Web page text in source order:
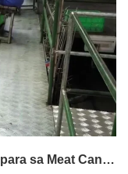
Standard X-Ray Inspection System para sa Meat Can | Techik